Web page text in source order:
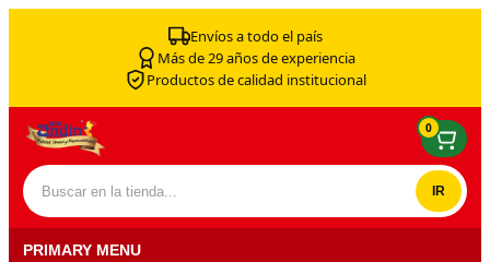
Envíos a todo el país
Más de 29 años de experiencia
Productos de calidad institucional
Buscar por:
0
PRIMARY MENU